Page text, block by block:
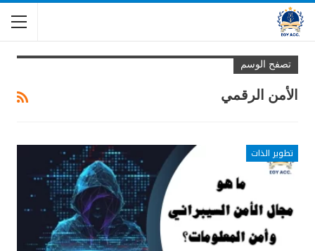
تصفح الوسم
الأمن الرقمي
تطوير الذات